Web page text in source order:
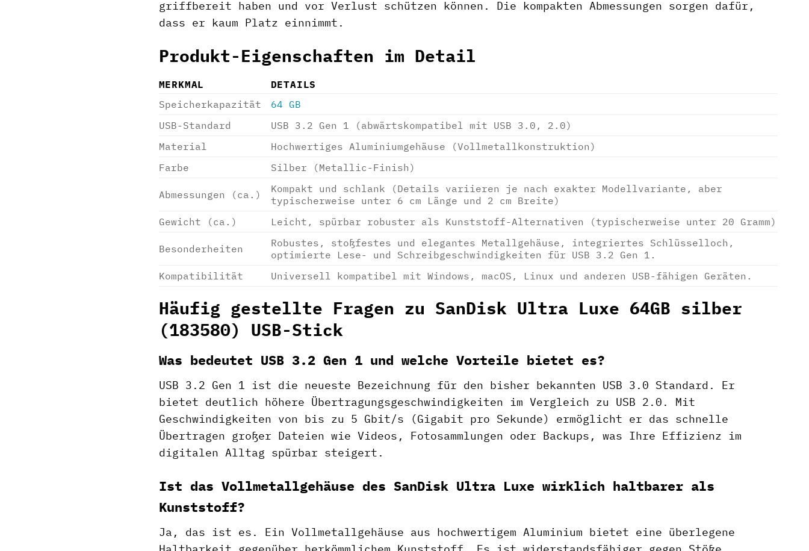
griffbereit haben und vor Verlust schützen können. Die kompakten Abmessungen sorgen dafür,
dass er kaum Platz einnimmt.
Produkt-Eigenschaften im Detail
MERKMAL
DETAILS
Speicherkapazität
64 GB
USB-Standard
USB 3.2 Gen 1 (abwärtskompatibel mit USB 3.0, 2.0)
Material
Hochwertiges Aluminiumgehäuse (Vollmetallkonstruktion)
Farbe
Silber (Metallic-Finish)
Abmessungen (ca.)
Kompakt und schlank (Details variieren je nach exakter Modellvariante, aber
typischerweise unter 6 cm Länge und 2 cm Breite)
Gewicht (ca.)
Leicht, spürbar robuster als Kunststoff-Alternativen (typischerweise unter 20 Gramm)
Besonderheiten
Robustes, stoßfestes und elegantes Metallgehäuse, integriertes Schlüsselloch,
optimierte Lese- und Schreibgeschwindigkeiten für USB 3.2 Gen 1.
Kompatibilität
Universell kompatibel mit Windows, macOS, Linux und anderen USB-fähigen Geräten.
Häufig gestellte Fragen zu SanDisk Ultra Luxe 64GB silber
(183580) USB-Stick
Was bedeutet USB 3.2 Gen 1 und welche Vorteile bietet es?
USB 3.2 Gen 1 ist die neueste Bezeichnung für den bisher bekannten USB 3.0 Standard. Er
bietet deutlich höhere Übertragungsgeschwindigkeiten im Vergleich zu USB 2.0. Mit
Geschwindigkeiten von bis zu 5 Gbit/s (Gigabit pro Sekunde) ermöglicht er das schnelle
Übertragen großer Dateien wie Videos, Fotosammlungen oder Backups, was Ihre Effizienz im
digitalen Alltag spürbar steigert.
Ist das Vollmetallgehäuse des SanDisk Ultra Luxe wirklich haltbarer als
Kunststoff?
Ja, das ist es. Ein Vollmetallgehäuse aus hochwertigem Aluminium bietet eine überlegene